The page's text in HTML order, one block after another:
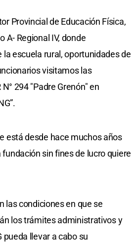
Provincial de Educación Física,
A- Regional IV, donde
escuela rural, oportunidades de
visitamos las
294 "Padre Grenón" en
está desde hace muchos años
fundación sin fines de lucro quiere
las condiciones en que se
los trámites administrativos y
pueda llevar a cabo su